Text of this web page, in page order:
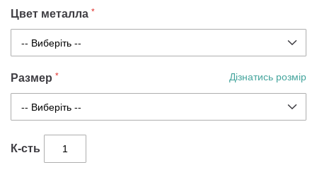
Цвет металла
Размер Дізнатись розмір
К-сть